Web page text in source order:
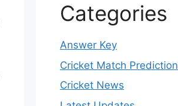
Categories
Answer Key
Cricket Match Prediction
Cricket News